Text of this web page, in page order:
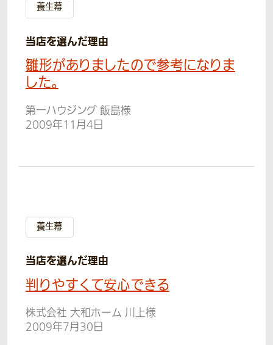
養生幕
当店を選んだ理由
雛形がありましたので参考になりま
した。
第一ハウジング 飯島様
2009年11月4日
養生幕
当店を選んだ理由
判りやすくて安心できる
株式会社 大和ホーム 川上様
2009年7月30日